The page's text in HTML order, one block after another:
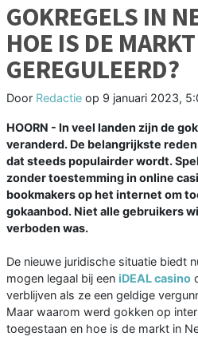
GOKREGELS IN
HOE IS DE MARKT
GEREGULEERD?
Door Redactie op 9 januari 2023,
HOORN - In veel landen zijn de
veranderd. De belangrijkste
dat steeds populairder wordt.
zonder toestemming in online
bookmakers op het internet om
gokaanbod. Niet alle gebruikers
verboden was.
De nieuwe juridische situatie biedt
mogen legaal bij een iDEAL casino
verblijven als ze een geldige
Maar waarom werd gokken op
toegestaan en hoe is de markt in